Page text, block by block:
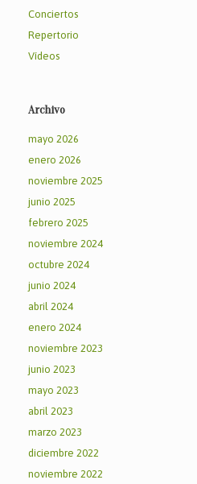
Conciertos
Repertorio
Vídeos
Archivo
mayo 2026
enero 2026
noviembre 2025
junio 2025
febrero 2025
noviembre 2024
octubre 2024
junio 2024
abril 2024
enero 2024
noviembre 2023
junio 2023
mayo 2023
abril 2023
marzo 2023
diciembre 2022
noviembre 2022